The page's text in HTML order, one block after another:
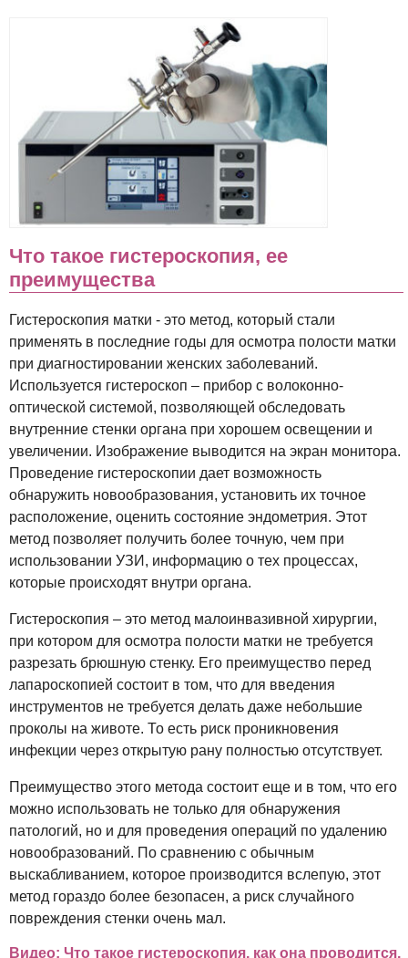
Что такое гистероскопия, ее
преимущества
Гистероскопия матки - это метод, который стали
применять в последние годы для осмотра полости матки
при диагностировании женских заболеваний.
Используется гистероскоп – прибор с волоконно-
оптической системой, позволяющей обследовать
внутренние стенки органа при хорошем освещении и
увеличении. Изображение выводится на экран монитора.
Проведение гистероскопии дает возможность
обнаружить новообразования, установить их точное
расположение, оценить состояние эндометрия. Этот
метод позволяет получить более точную, чем при
использовании УЗИ, информацию о тех процессах,
которые происходят внутри органа.
Гистероскопия – это метод малоинвазивной хирургии,
при котором для осмотра полости матки не требуется
разрезать брюшную стенку. Его преимущество перед
лапароскопией состоит в том, что для введения
инструментов не требуется делать даже небольшие
проколы на животе. То есть риск проникновения
инфекции через открытую рану полностью отсутствует.
Преимущество этого метода состоит еще и в том, что его
можно использовать не только для обнаружения
патологий, но и для проведения операций по удалению
новообразований. По сравнению с обычным
выскабливанием, которое производится вслепую, этот
метод гораздо более безопасен, а риск случайного
повреждения стенки очень мал.
Видео: Что такое гистероскопия, как она проводится,